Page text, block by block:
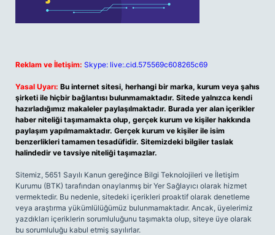
Reklam ve İletişim: Skype: live:.cid.575569c608265c69
Yasal Uyarı: Bu internet sitesi, herhangi bir marka, kurum veya şahıs
şirketi ile hiçbir bağlantısı bulunmamaktadır. Sitede yalnızca kendi
hazırladığımız makaleler paylaşılmaktadır. Burada yer alan içerikler
haber niteliği taşımamakta olup, gerçek kurum ve kişiler hakkında
paylaşım yapılmamaktadır. Gerçek kurum ve kişiler ile isim
benzerlikleri tamamen tesadüfidir. Sitemizdeki bilgiler taslak
halindedir ve tavsiye niteliği taşımazlar.
Sitemiz, 5651 Sayılı Kanun gereğince Bilgi Teknolojileri ve İletişim
Kurumu (BTK) tarafından onaylanmış bir Yer Sağlayıcı olarak hizmet
vermektedir. Bu nedenle, sitedeki içerikleri proaktif olarak denetleme
veya araştırma yükümlülüğümüz bulunmamaktadır. Ancak, üyelerimiz
yazdıkları içeriklerin sorumluluğunu taşımakta olup, siteye üye olarak
bu sorumluluğu kabul etmiş sayılırlar.